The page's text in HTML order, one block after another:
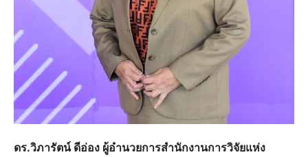
ดร.วิภารัตน์ ดีอ่อง ผู้อำนวยการสำนักงานการวิจัยแห่ง